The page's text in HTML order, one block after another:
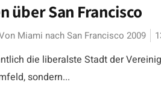
über San Francisco
Miami nach San Francisco 2009
die liberalste Stadt der
sondern...